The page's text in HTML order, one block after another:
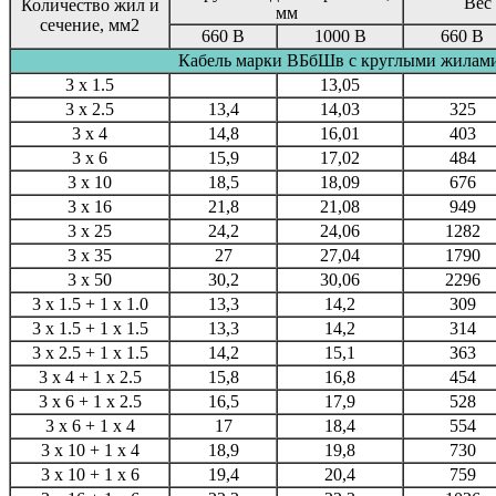
Количество жил и
сечение, мм2
мм
660 В
1000 В
660 В
Кабель марки ВБбШв с круглыми
3 x 1.5
13,05
3 x 2.5
13,4 14,03
325
3 x 4
14,8 16,01
403
3 x 6
15,9 17,02
484
3 x 10
18,5 18,09
676
3 x 16
21,8 21,08
949
3 x 25
24,2 24,06
1282
3 x 35
27 27,04
1790
3 x 50
30,2 30,06
2296
3 x 1.5 + 1 x 1.0
13,3 14,2
309
3 x 1.5 + 1 x 1.5
13,3 14,2
314
3 x 2.5 + 1 x 1.5
14,2 15,1
363
3 x 4 + 1 x 2.5
15,8 16,8
454
3 x 6 + 1 x 2.5
16,5 17,9
528
3 x 6 + 1 x 4
17 18,4
554
3 x 10 + 1 x 4
18,9 19,8
730
3 x 10 + 1 x 6
19,4 20,4
759